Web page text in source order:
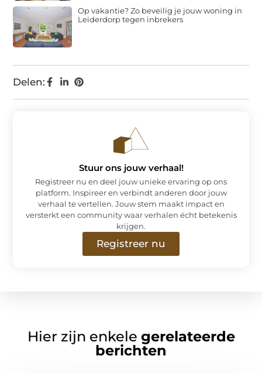
Delen:
Op vakantie? Zo beveilig je jouw woning in
Leiderdorp tegen inbrekers
Stuur ons jouw verhaal!
Registreer nu en deel jouw unieke ervaring op ons
platform. Inspireer en verbindt anderen door jouw
verhaal te vertellen. Jouw stem maakt impact en
versterkt een community waar verhalen écht betekenis
krijgen.
Registreer nu
Hier zijn enkele gerelateerde
berichten